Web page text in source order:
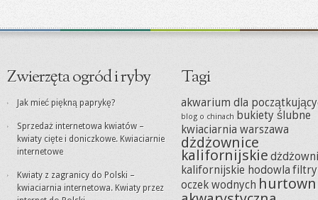
Zwierzęta ogród i ryby
Jak mieć piękną paprykę?
Sprzedaż internetowa kwiatów –
kwiaty cięte i doniczkowe. Kwiaciarnie
internetowe
Kwiaty z zagranicy do Polski –
kwiaciarnia internetowa. Kwiaty przez
Tagi
akwarium dla
blog o chinach bukiety ślubne
kwiaciarnia warszawa
dżdżownice
kalifornijskie
kalifornijskie hodowla filtry
oczek wodnych